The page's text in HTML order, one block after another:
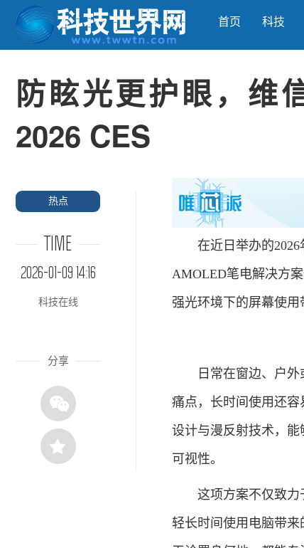
首页 科技
防眩光更护眼，维
2026 CES
热点
TIME
2026-01-09 14:16
科技在线
分享
在近日举办的2026
AMOLED笔电解决方
强光环境下的屏幕使用
日常在窗边、户外或
痛点，长时间使用还
设计与漫反射技术，
可视性。
这项方案不仅致力于
轻长时间使用电脑带